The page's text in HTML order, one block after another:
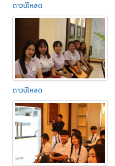
ดาวน์โหลด
ดาวน์โหลด